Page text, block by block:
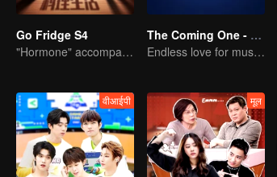
Go Fridge S4
"Hormone" accompanies you to dinner
The Coming One - Girls
Endless love for music start Crystalline Age
वीआईपी मूल